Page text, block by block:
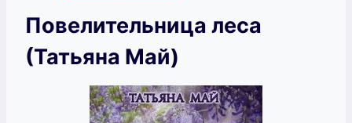
Повелительница леса
(Татьяна Май)